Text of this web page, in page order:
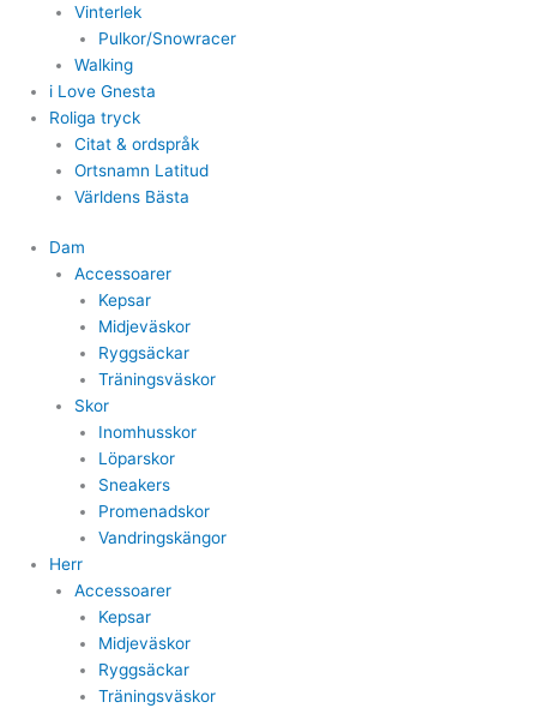
Vinterlek
Pulkor/Snowracer
Walking
i Love Gnesta
Roliga tryck
Citat & ordspråk
Ortsnamn Latitud
Världens Bästa
Dam
Accessoarer
Kepsar
Midjeväskor
Ryggsäckar
Träningsväskor
Skor
Inomhusskor
Löparskor
Sneakers
Promenadskor
Vandringskängor
Herr
Accessoarer
Kepsar
Midjeväskor
Ryggsäckar
Träningsväskor